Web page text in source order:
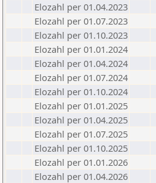
Elozahl per 01.04.2023
Elozahl per 01.07.2023
Elozahl per 01.10.2023
Elozahl per 01.01.2024
Elozahl per 01.04.2024
Elozahl per 01.07.2024
Elozahl per 01.10.2024
Elozahl per 01.01.2025
Elozahl per 01.04.2025
Elozahl per 01.07.2025
Elozahl per 01.10.2025
Elozahl per 01.01.2026
Elozahl per 01.04.2026